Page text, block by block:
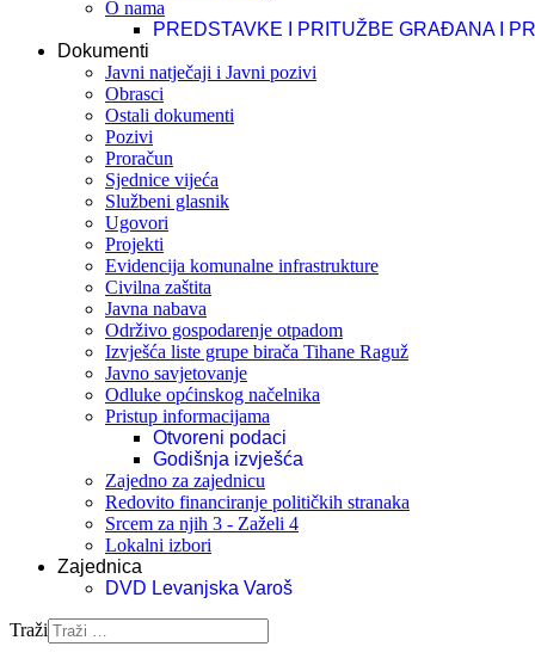
O nama
PREDSTAVKE I PRITUŽBE GRAĐANA I
Dokumenti
Javni natječaji i Javni pozivi
Obrasci
Ostali dokumenti
Pozivi
Proračun
Sjednice vijeća
Službeni glasnik
Ugovori
Projekti
Evidencija komunalne infrastrukture
Civilna zaštita
Javna nabava
Održivo gospodarenje otpadom
Izvješća liste grupe birača Tihane Raguž
Javno savjetovanje
Odluke općinskog načelnika
Pristup informacijama
Otvoreni podaci
Godišnja izvješća
Zajedno za zajednicu
Redovito financiranje političkih stranaka
Srcem za njih 3 - Zaželi 4
Lokalni izbori
Zajednica
DVD Levanjska Varoš
Traži